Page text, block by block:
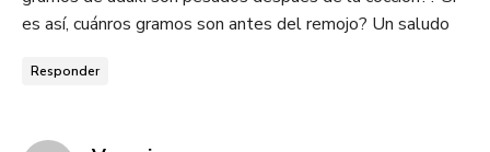
es así, cuánros gramos son antes del remojo? Un saludo
Responder